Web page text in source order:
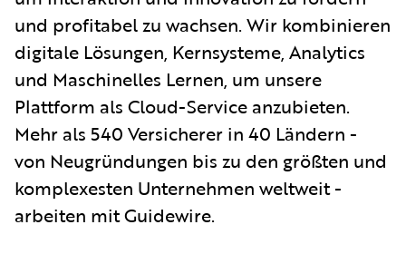
und profitabel zu wachsen. Wir kombinieren
digitale Lösungen, Kernsysteme, Analytics
und Maschinelles Lernen, um unsere
Plattform als Cloud-Service anzubieten.
Mehr als 540 Versicherer in 40 Ländern -
von Neugründungen bis zu den größten und
komplexesten Unternehmen weltweit -
arbeiten mit Guidewire.